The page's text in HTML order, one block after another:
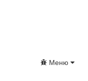
Toggle
Меню